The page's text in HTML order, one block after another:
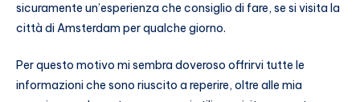
sicuramente un’esperienza che consiglio di fare, se si visita la
città di Amsterdam per qualche giorno.
Per questo motivo mi sembra doveroso offrirvi tutte le
informazioni che sono riuscito a reperire, oltre alle mia